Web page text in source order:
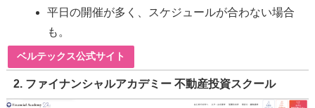
平日の開催が多く、スケジュールが合わない場合
も。
ベルテックス公式サイト
2. ファイナンシャルアカデミー 不動産投資スクール